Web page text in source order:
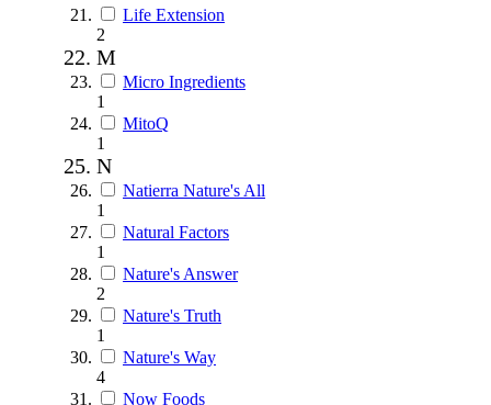
Life Extension
2
M
Micro Ingredients
1
MitoQ
1
N
Natierra Nature's All
1
Natural Factors
1
Nature's Answer
2
Nature's Truth
1
Nature's Way
4
Now Foods